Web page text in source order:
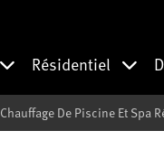
Résidentiel
Chauffage De Piscine Et Spa